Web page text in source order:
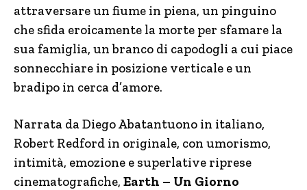
attraversare un fiume in piena, un pinguino
che sfida eroicamente la morte per sfamare la
sua famiglia, un branco di capodogli a cui piace
sonnecchiare in posizione verticale e un
bradipo in cerca d’amore.
Narrata da Diego Abatantuono in italiano,
Robert Redford in originale, con umorismo,
intimità, emozione e superlative riprese
cinematografiche, Earth – Un Giorno